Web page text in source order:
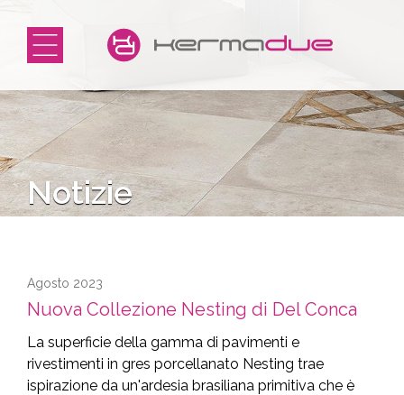
Notizie
Agosto 2023
Nuova Collezione Nesting di Del Conca
La superficie della gamma di pavimenti e
rivestimenti in gres porcellanato Nesting trae
ispirazione da un'ardesia brasiliana primitiva che è